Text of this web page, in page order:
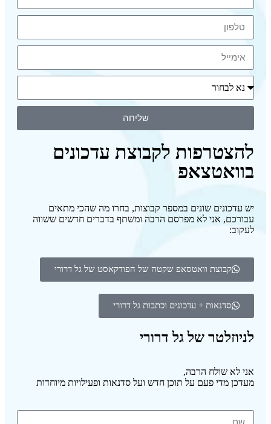
שליחה
להצטרפות לקבוצת עדכונים
בוואטצאפ
יש עדכונים שונים במספר קבוצות, בחרו מה שהכי מתאים
עבורכם, אני לא מפרסם הרבה ומשתף בדברים חדשים ששווה
לעקוב:
קבוצת וואטסאפ שקטה של הפודקאסט של גל דרורי
סדנאות + עדכונים וכתבות גל דרורי
לניוזלטר של גל דרורי
אני לא שולח הרבה,
מעדכן מדי פעם על תוכן חדש ועל סדנאות ופעילויות מיוחדות